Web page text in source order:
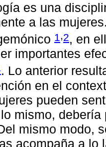
es una
a las
1,2, en
importantes
. Lo anterior
en el
pueden
mismo,
mismo modo,
acompaña a lo